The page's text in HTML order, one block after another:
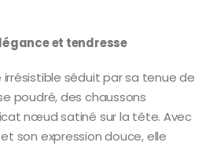
et tendresse
séduit par sa tenue de
poudré, des chaussons
nœud satiné sur la tête. Avec
son expression douce, elle